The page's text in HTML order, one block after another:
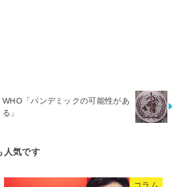
WHO「パンデミックの可能性があ
る」
コラム